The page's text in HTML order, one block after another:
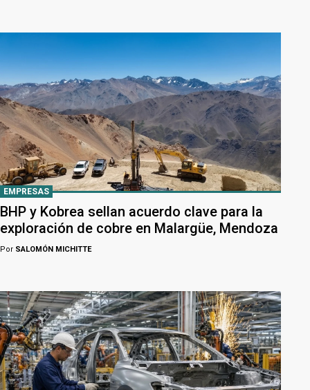
EMPRESAS
BHP y Kobrea sellan acuerdo clave para la
exploración de cobre en Malargüe, Mendoza
Por SALOMÓN MICHITTE